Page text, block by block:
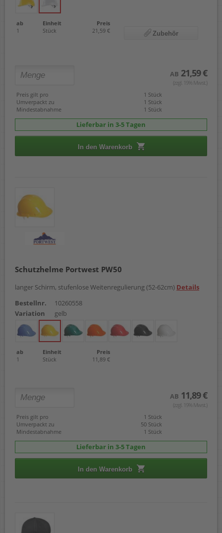
ab Einheit
Preis
1
Stück 21,59 € Zubehör
AB 21,59 €
(zzgl. 19% Mwst.)
Preis gilt pro
1 Stück
Umverpackt zu
1 Stück
Mindestabnahme
1 Stück
Lieferbar in 3-5 Tagen
In den Warenkorb
Schutzhelme Portwest PW50
langer Schirm, stufenlose Weitenregulierung (52-62cm) Details
Bestellnr.
10260558
Variation
gelb
ab Einheit
Preis
1
Stück 11,89 €
AB 11,89 €
(zzgl. 19% Mwst.)
Preis gilt pro
1 Stück
Umverpackt zu
50 Stück
Mindestabnahme
1 Stück
Lieferbar in 3-5 Tagen
In den Warenkorb